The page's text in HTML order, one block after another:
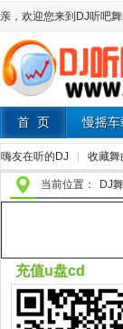
亲，欢迎您来到DJ听吧舞
首 页 慢摇车
嗨友在听的DJ 收藏舞
当前位置： DJ
充值u盘cd